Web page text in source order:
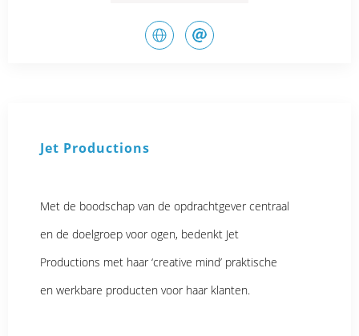
Jet Productions
Met de boodschap van de opdrachtgever centraal
en de doelgroep voor ogen, bedenkt Jet
Productions met haar ‘creative mind’ praktische
en werkbare producten voor haar klanten.